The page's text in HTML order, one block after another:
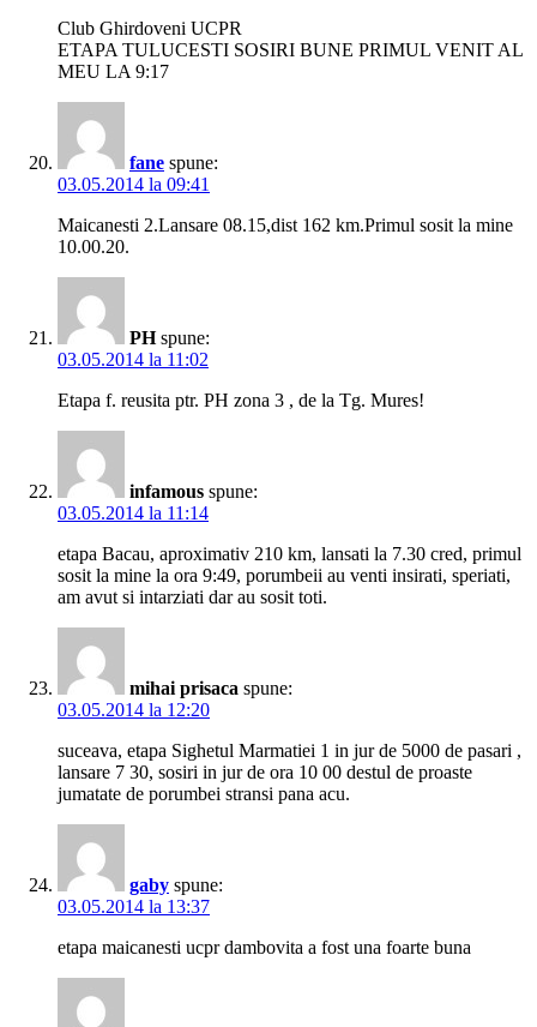
Club Ghirdoveni UCPR
ETAPA TULUCESTI SOSIRI BUNE PRIMUL VENIT AL
MEU LA 9:17
fane spune:
03.05.2014 la 09:41
Maicanesti 2.Lansare 08.15,dist 162 km.Primul sosit la mine
10.00.20.
PH spune:
03.05.2014 la 11:02
Etapa f. reusita ptr. PH zona 3 , de la Tg. Mures!
infamous spune:
03.05.2014 la 11:14
etapa Bacau, aproximativ 210 km, lansati la 7.30 cred, primul
sosit la mine la ora 9:49, porumbeii au venti insirati, speriati,
am avut si intarziati dar au sosit toti.
mihai prisaca spune:
03.05.2014 la 12:20
suceava, etapa Sighetul Marmatiei 1 in jur de 5000 de pasari ,
lansare 7 30, sosiri in jur de ora 10 00 destul de proaste
jumatate de porumbei stransi pana acu.
gaby spune:
03.05.2014 la 13:37
etapa maicanesti ucpr dambovita a fost una foarte buna